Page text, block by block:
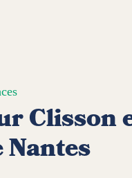
Clisson